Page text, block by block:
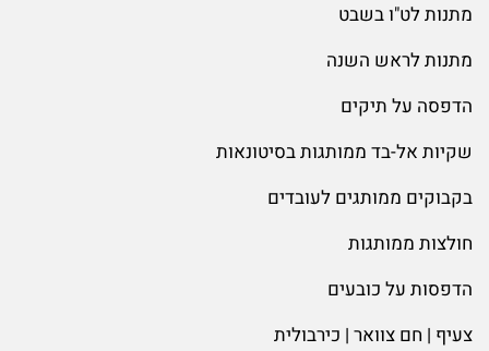
מתנות לט"ו בשבט
מתנות לראש השנה
הדפסה על תיקים
שקיות אל-בד ממותגות בסיטונאות
בקבוקים ממותגים לעובדים
חולצות ממותגות
הדפסות על כובעים
צעיף | חם צוואר | כירבולית